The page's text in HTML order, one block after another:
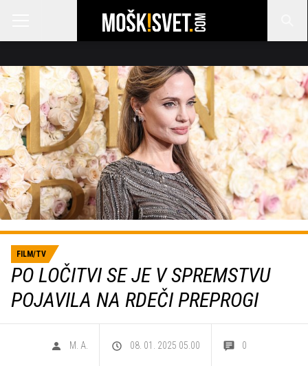
FILM/TV
PO LOČITVI SE JE V SPREMSTVU
POJAVILA NA RDEČI PREPROGI
M. A. 08. 01. 2025 05.00 0